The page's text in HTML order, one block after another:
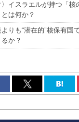
〉イスラエルが持つ「
は何か？
りも“潜在的”核保有
か？